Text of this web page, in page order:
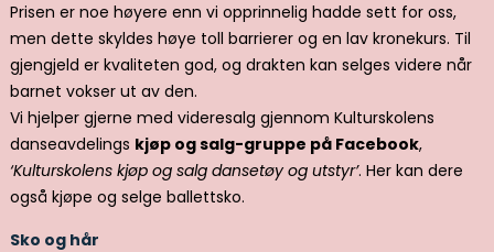
Prisen er noe høyere enn vi opprinnelig hadde sett for oss,
men dette skyldes høye toll barrierer og en lav kronekurs. Til
gjengjeld er kvaliteten god, og drakten kan selges videre når
barnet vokser ut av den.
Vi hjelper gjerne med videresalg gjennom Kulturskolens
danseavdelings kjøp og salg-gruppe på Facebook,
‘Kulturskolens kjøp og salg dansetøy og utstyr’. Her kan dere
også kjøpe og selge ballettsko.
Sko og hår